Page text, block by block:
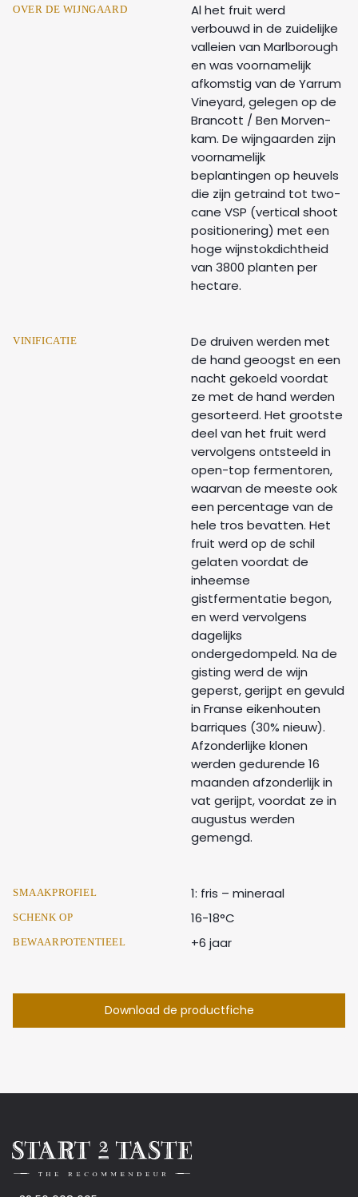
OVER DE WIJNGAARD
Al het fruit werd
verbouwd in de zuidelijke
valleien van Marlborough
en was voornamelijk
afkomstig van de Yarrum
Vineyard, gelegen op de
Brancott / Ben Morven-
kam. De wijngaarden zijn
voornamelijk
beplantingen op heuvels
die zijn getraind tot two-
cane VSP (vertical shoot
positionering) met een
hoge wijnstokdichtheid
van 3800 planten per
hectare.
VINIFICATIE
De druiven werden met
de hand geoogst en een
nacht gekoeld voordat
ze met de hand werden
gesorteerd. Het grootste
deel van het fruit werd
vervolgens ontsteeld in
open-top fermentoren,
waarvan de meeste ook
een percentage van de
hele tros bevatten. Het
fruit werd op de schil
gelaten voordat de
inheemse
gistfermentatie begon,
en werd vervolgens
dagelijks
ondergedompeld. Na de
gisting werd de wijn
geperst, gerijpt en gevuld
in Franse eikenhouten
barriques (30% nieuw).
Afzonderlijke klonen
werden gedurende 16
maanden afzonderlijk in
vat gerijpt, voordat ze in
augustus werden
gemengd.
SMAAKPROFIEL 1: fris – mineraal
SCHENK OP 16-18°C
BEWAARPOTENTIEEL +6 jaar
Download de productfiche